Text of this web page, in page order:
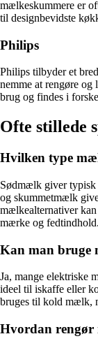
mælkeskummere er
til designbevidste
Philips
Philips tilbyder et
nemme at rengøre
brug og findes i
Ofte stillede
Hvilken type
Sødmælk giver typisk
og skummetmælk
mælkealternativer
mærke og fedtindhold.
Kan man bruge
Ja, mange elektriske
ideel til iskaffe eller
bruges til kold mælk,
Hvordan rengør